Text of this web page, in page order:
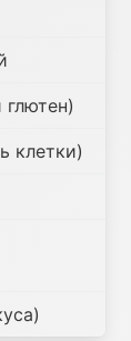
клетки)